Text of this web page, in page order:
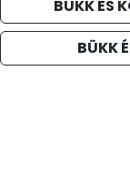
BÜKK ÉS
BÜKK